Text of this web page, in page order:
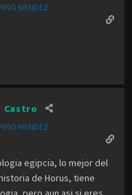
MENDEZ
Castro
MENDEZ
egipcia, lo mejor del
de Horus, tiene